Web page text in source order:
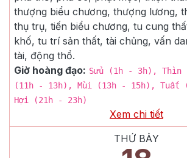
thượng biểu chương, thượng lương,
thụ trụ, tiến biểu chương, tu cung
khố, tu trí sản thất, tài chủng, vấn
tài, động thổ.
Giờ hoàng đạo: Sửu (1h - 3h), Thìn
(11h - 13h), Mùi (13h - 15h), Tuất
Hợi (21h - 23h)
Xem chi tiết
THỨ BẢY